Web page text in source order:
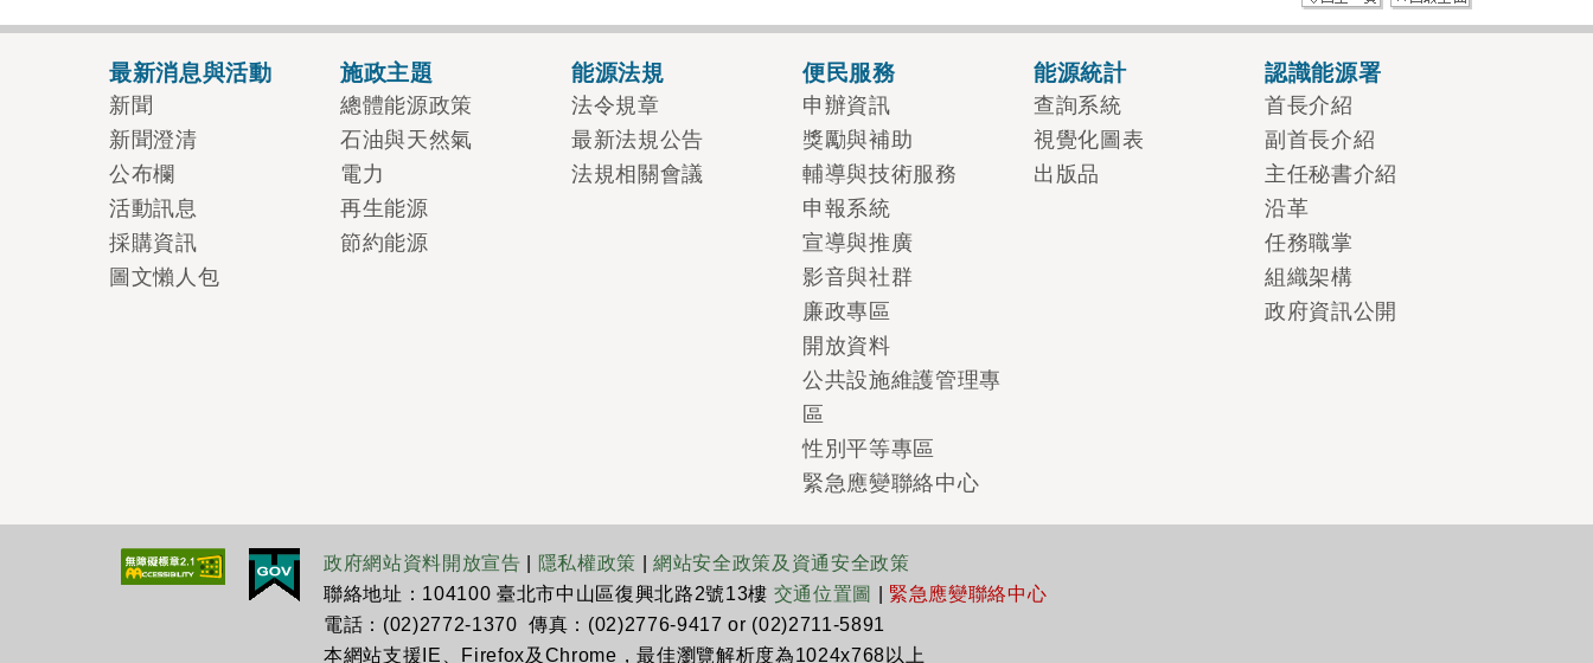
最新消息與活動
新聞
新聞澄清
公布欄
活動訊息
採購資訊
圖文懶人包
施政主題
總體能源政策
石油與天然氣
電力
再生能源
節約能源
能源法規
法令規章
最新法規公告
法規相關會議
便民服務
申辦資訊
獎勵與補助
輔導與技術服務
申報系統
宣導與推廣
影音與社群
廉政專區
開放資料
公共設施維護管理專
區
性別平等專區
緊急應變聯絡中心
能源統計
查詢系統
視覺化圖表
出版品
認識能源署
首長介紹
副首長介紹
主任秘書介紹
沿革
任務職掌
組織架構
政府資訊公開
政府網站資料開放宣告 隱私權政策 |網站安全政策及資通安全政策
聯絡地址：104100 臺北市中山區復興北路2號13樓 交通位置圖
緊急應變聯絡中心
電話：(02)2772-1370 傳真：(02)2776-9417 or (02)2711-5891
本網站支援IE、Firefox及Chrome，最佳瀏覽解析度為1024x768以上